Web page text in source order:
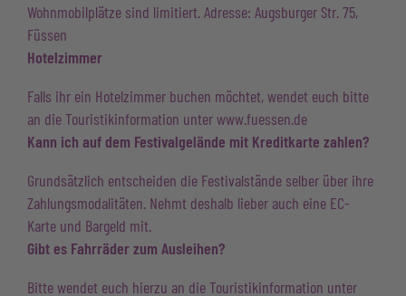
Wohnmobilplätze sind limitiert. Adresse: Augsburger Str. 75,
Füssen
Hotelzimmer
Falls ihr ein Hotelzimmer buchen möchtet, wendet euch bitte
an die Touristikinformation unterwww.fuessen.de
Kann ich auf dem Festivalgelände mit Kreditkarte zahlen?
Grundsätzlich entscheiden die Festivalstände selber über ihre
Zahlungsmodalitäten. Nehmt deshalb lieber auch eine EC-
Karte und Bargeld mit.
Gibt es Fahrräder zum Ausleihen?
Bitte wendet euch hierzu an die Touristikinformation unter